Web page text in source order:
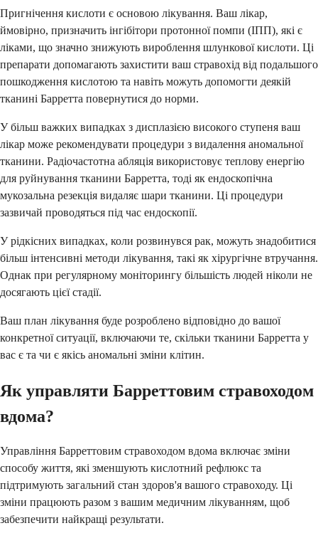
Пригнічення кислоти є основою лікування. Ваш лікар,
ймовірно, призначить інгібітори протонної помпи (ІПП), які є
ліками, що значно знижують вироблення шлункової кислоти. Ці
препарати допомагають захистити ваш стравохід від подальшого
пошкодження кислотою та навіть можуть допомогти деякій
тканині Барретта повернутися до норми.
У більш важких випадках з дисплазією високого ступеня ваш
лікар може рекомендувати процедури з видалення аномальної
тканини. Радіочастотна абляція використовує теплову енергію
для руйнування тканини Барретта, тоді як ендоскопічна
мукозальна резекція видаляє шари тканини. Ці процедури
зазвичай проводяться під час ендоскопії.
У рідкісних випадках, коли розвинувся рак, можуть знадобитися
більш інтенсивні методи лікування, такі як хірургічне втручання.
Однак при регулярному моніторингу більшість людей ніколи не
досягають цієї стадії.
Ваш план лікування буде розроблено відповідно до вашої
конкретної ситуації, включаючи те, скільки тканини Барретта у
вас є та чи є якісь аномальні зміни клітин.
Як управляти Барреттовим стравоходом
вдома?
Управління Барреттовим стравоходом вдома включає зміни
способу життя, які зменшують кислотний рефлюкс та
підтримують загальний стан здоров'я вашого стравоходу. Ці
зміни працюють разом з вашим медичним лікуванням, щоб
забезпечити найкращі результати.